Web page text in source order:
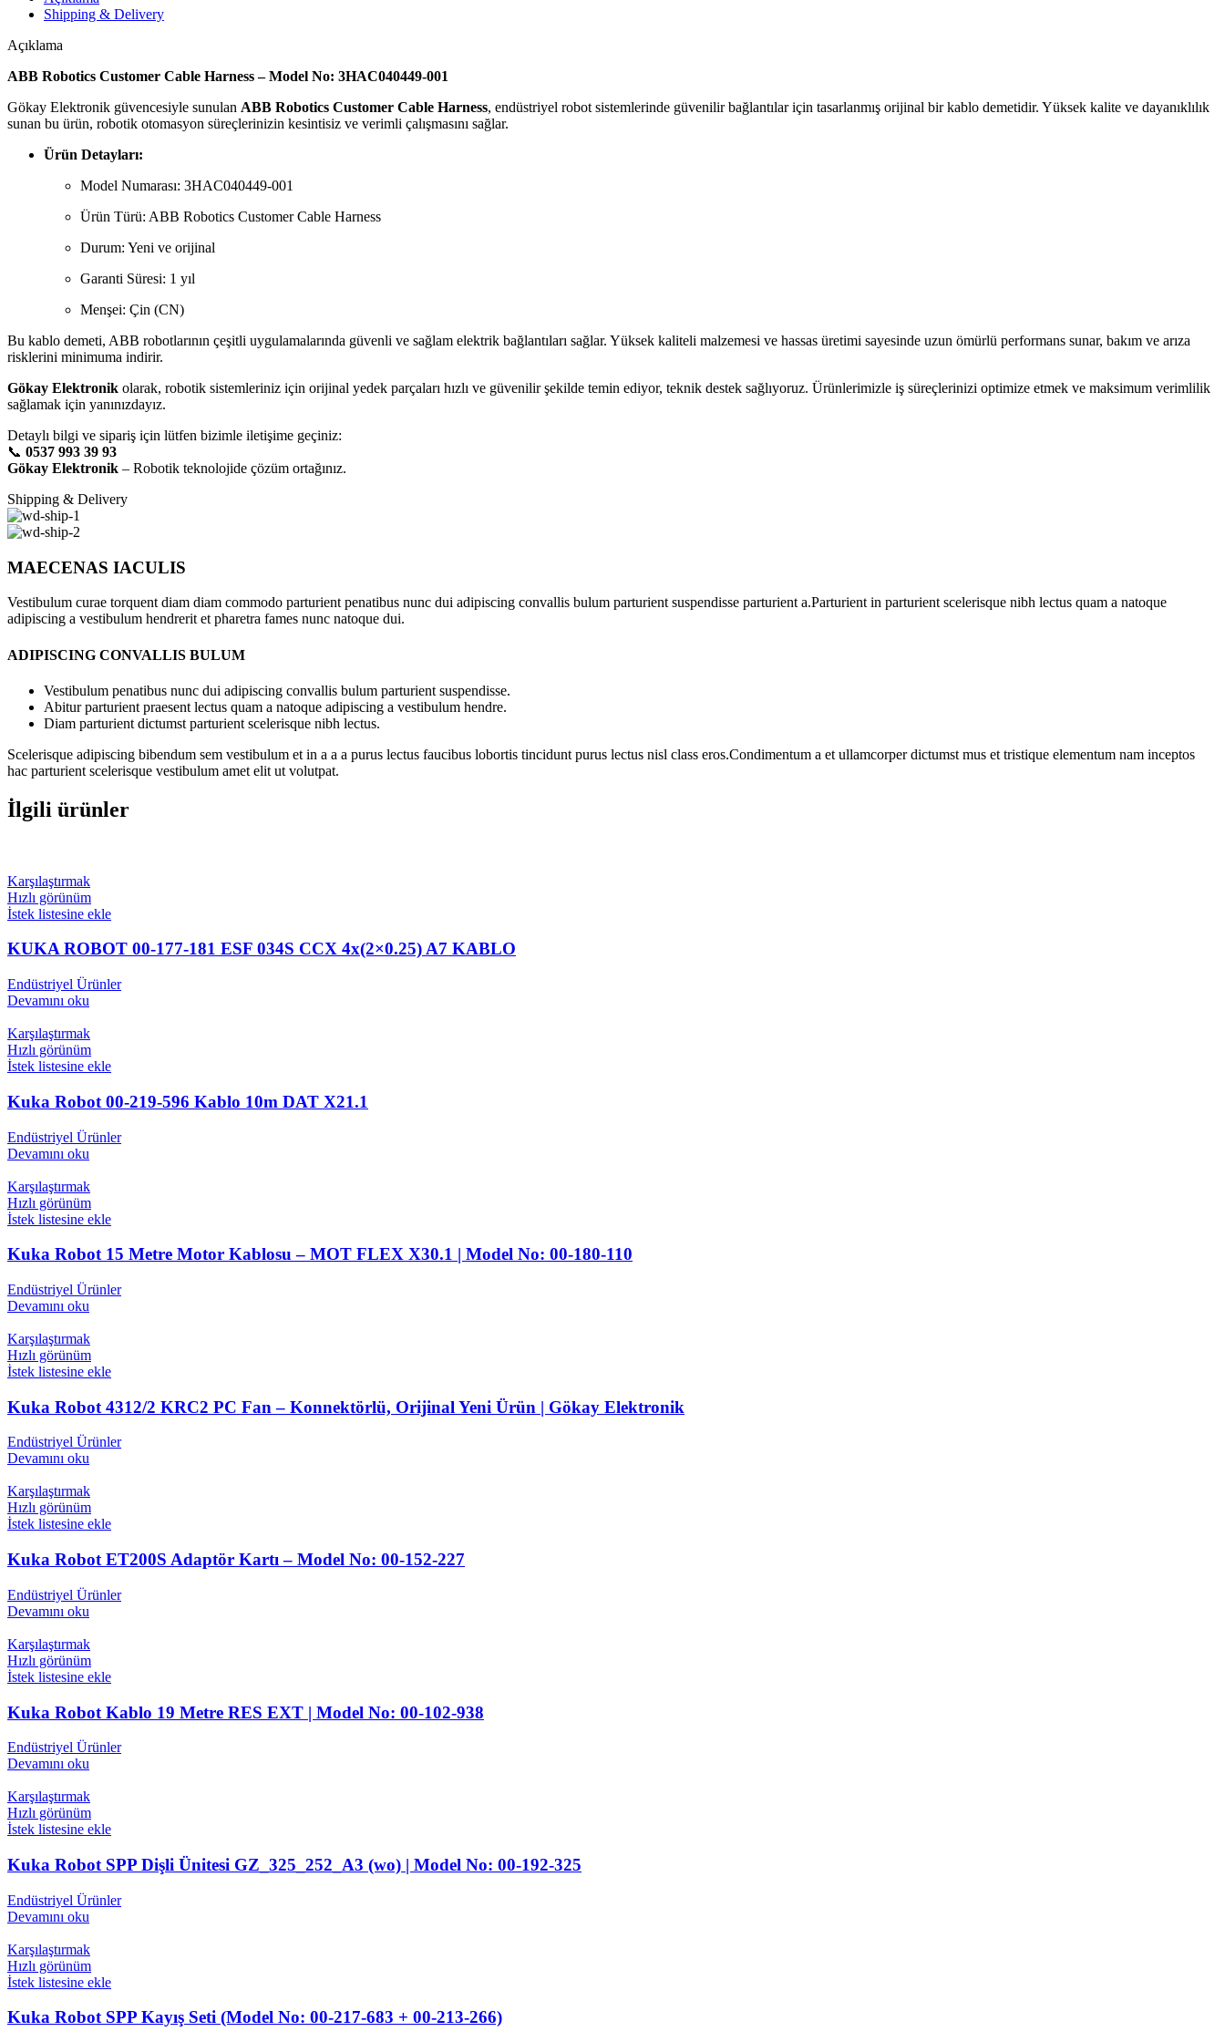
Shipping & Delivery
Açıklama
ABB Robotics Customer Cable Harness – Model No: 3HAC040449-001
Gökay Elektronik güvencesiyle sunulan ABB Robotics Customer Cable Harness, endüstriyel robot sistemlerinde güvenilir bağlantılar için tasarlanmış orijinal bir kablo demetidir. Yüksek kalite ve dayanıklılık
sunan bu ürün, robotik otomasyon süreçlerinizin kesintisiz ve verimli çalışmasını sağlar.
Ürün Detayları:
Model Numarası: 3HAC040449-001
Ürün Türü: ABB Robotics Customer Cable Harness
Durum: Yeni ve orijinal
Garanti Süresi: 1 yıl
Menşei: Çin (CN)
Bu kablo demeti, ABB robotlarının çeşitli uygulamalarında güvenli ve sağlam elektrik bağlantıları sağlar. Yüksek kaliteli malzemesi ve hassas üretimi sayesinde uzun ömürlü performans sunar, bakım ve arıza
risklerini minimuma indirir.
Gökay Elektronik olarak, robotik sistemleriniz için orijinal yedek parçaları hızlı ve güvenilir şekilde temin ediyor, teknik destek sağlıyoruz. Ürünlerimizle iş süreçlerinizi optimize etmek ve maksimum verimlilik
sağlamak için yanınızdayız.
Detaylı bilgi ve sipariş için lütfen bizimle iletişime geçiniz:
📞 0537 993 39 93
Gökay Elektronik – Robotik teknolojide çözüm ortağınız.
Shipping & Delivery
MAECENAS IACULIS
Vestibulum curae torquent diam diam commodo parturient penatibus nunc dui adipiscing convallis bulum parturient suspendisse parturient a.Parturient in parturient scelerisque nibh lectus quam a natoque
adipiscing a vestibulum hendrerit et pharetra fames nunc natoque dui.
ADIPISCING CONVALLIS BULUM
Vestibulum penatibus nunc dui adipiscing convallis bulum parturient suspendisse.
Abitur parturient praesent lectus quam a natoque adipiscing a vestibulum hendre.
Diam parturient dictumst parturient scelerisque nibh lectus.
Scelerisque adipiscing bibendum sem vestibulum et in a a a purus lectus faucibus lobortis tincidunt purus lectus nisl class eros.Condimentum a et ullamcorper dictumst mus et tristique elementum nam inceptos
hac parturient scelerisque vestibulum amet elit ut volutpat.
İlgili ürünler
Karşılaştırmak
Hızlı görünüm
İstek listesine ekle
KUKA ROBOT 00-177-181 ESF 034S CCX 4x(2×0.25) A7 KABLO
Endüstriyel Ürünler
Devamını oku
Karşılaştırmak
Hızlı görünüm
İstek listesine ekle
Kuka Robot 00-219-596 Kablo 10m DAT X21.1
Endüstriyel Ürünler
Devamını oku
Karşılaştırmak
Hızlı görünüm
İstek listesine ekle
Kuka Robot 15 Metre Motor Kablosu – MOT FLEX X30.1 | Model No: 00-180-110
Endüstriyel Ürünler
Devamını oku
Karşılaştırmak
Hızlı görünüm
İstek listesine ekle
Kuka Robot 4312/2 KRC2 PC Fan – Konnektörlü, Orijinal Yeni Ürün | Gökay Elektronik
Endüstriyel Ürünler
Devamını oku
Karşılaştırmak
Hızlı görünüm
İstek listesine ekle
Kuka Robot ET200S Adaptör Kartı – Model No: 00-152-227
Endüstriyel Ürünler
Devamını oku
Karşılaştırmak
Hızlı görünüm
İstek listesine ekle
Kuka Robot Kablo 19 Metre RES EXT | Model No: 00-102-938
Endüstriyel Ürünler
Devamını oku
Karşılaştırmak
Hızlı görünüm
İstek listesine ekle
Kuka Robot SPP Dişli Ünitesi GZ_325_252_A3 (wo) | Model No: 00-192-325
Endüstriyel Ürünler
Devamını oku
Karşılaştırmak
Hızlı görünüm
İstek listesine ekle
Kuka Robot SPP Kayış Seti (Model No: 00-217-683 + 00-213-266)